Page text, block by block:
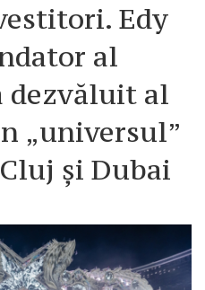
Edy
al
al
„universul”
și Dubai